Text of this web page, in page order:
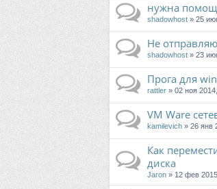
нужна
shadowhost » 25
Не
shadowhost » 23
Прога для
rattler » 02 ноя
VM Ware
kamilevich » 26 янв
Как
диска
Jaron » 12 фев